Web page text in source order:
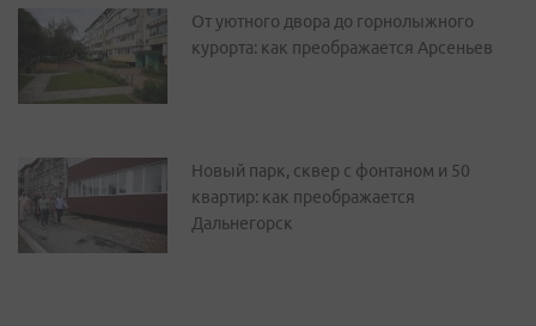
От уютного двора до горнолыжного
курорта: как преображается Арсеньев
Новый парк, сквер с фонтаном и 50
квартир: как преображается
Дальнегорск